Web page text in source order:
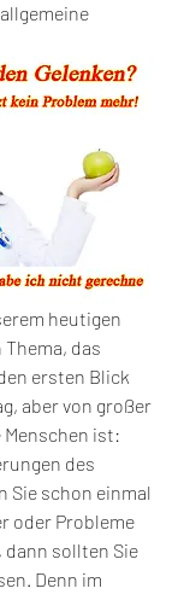
heutigen
das
ersten Blick
aber von großer
ist:
des
Sie schon einmal
oder Probleme
dann sollten Sie
Denn im